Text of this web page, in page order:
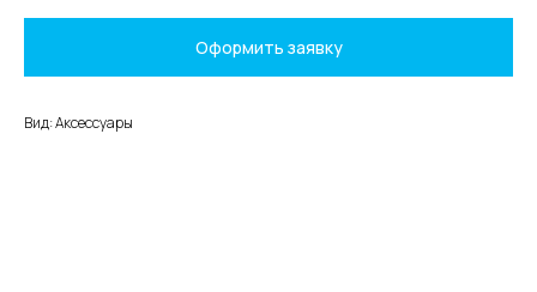
Оформить заявку
Вид: Аксессуары